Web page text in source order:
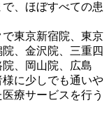
、ほぼすべての患
東京新宿院、東京
、金沢院、三重四
、岡山院、広島
に少しでも通いや
療サービスを行う